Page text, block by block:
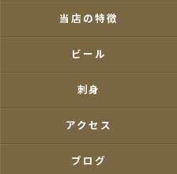
当店の特徴
ビール
刺身
アクセス
ブログ